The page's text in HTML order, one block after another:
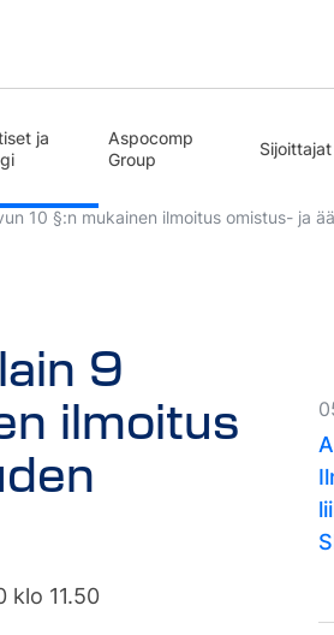
ja
Aspocomp
Group
Sijoittajat
10 §:n mukainen ilmoitus omistus- ja
9
ilmoitus
klo 11.50